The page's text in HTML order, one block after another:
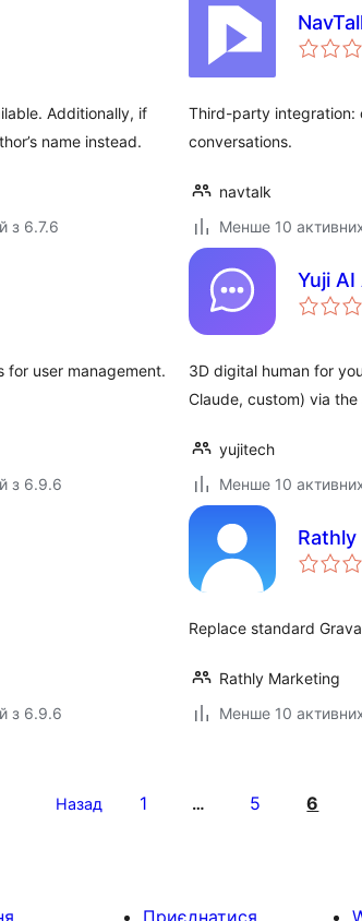
Additionally, if
name instead.
з 6.7.6
Third-party integration:
conversations.
navtalk
Менше 10
for user management.
з 6.9.6
Yuji
3D digital human for
Claude, custom) via
yujitech
Менше 10
з 6.9.6
Replace standard
Rathly Marketing
Менше 10
Назад 1 … 5 6
Приєднатися